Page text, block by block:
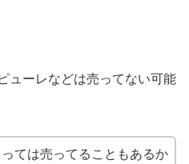
ューレなどは売ってない可能
ては売ってることもあるか